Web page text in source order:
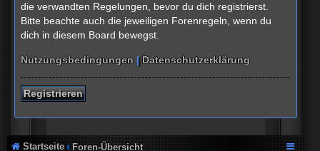
die verwandten Regelungen, bevor du dich registrierst.
Bitte beachte auch die jeweiligen Forenregeln, wenn du
dich in diesem Board bewegst.
Nutzungsbedingungen |Datenschutzerklärung
Registrieren
Startseite Foren-Übersicht